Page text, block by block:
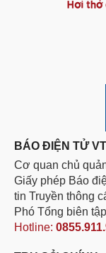
BÁO ĐIỆN TỬ
Cơ quan chủ
Giấy phép Báo
tin Truyền thông
Phó Tổng biên
Hotline: